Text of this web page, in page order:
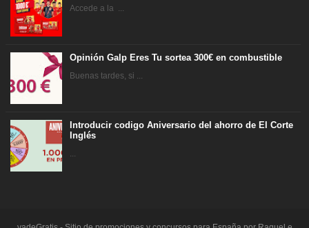
Accede a la ...
Opinión Galp Eres Tu sortea 300€ en combustible
Buenas tardes, si ...
Introducir codigo Aniversario del ahorro de El Corte
Inglés
...